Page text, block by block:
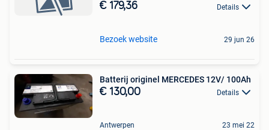
€ 179,36 Details
Bezoek website 29 jun 26
Batterij originel MERCEDES 12V/ 100Ah
€ 130,00 Details
Antwerpen 23 mei 22